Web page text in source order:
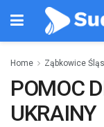
Home Ząbkowice
POMOC
UKRAINY